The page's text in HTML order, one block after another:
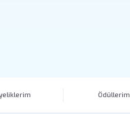
Ödüllerim